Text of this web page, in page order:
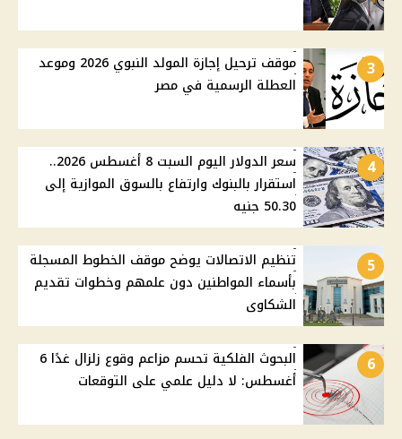
3
موقف ترحيل إجازة المولد النبوي 2026 وموعد
العطلة الرسمية في مصر
4
سعر الدولار اليوم السبت 8 أغسطس 2026..
استقرار بالبنوك وارتفاع بالسوق الموازية إلى
50.30 جنيه
5
تنظيم الاتصالات يوضح موقف الخطوط المسجلة
بأسماء المواطنين دون علمهم وخطوات تقديم
الشكاوى
6
البحوث الفلكية تحسم مزاعم وقوع زلزال غدًا 6
أغسطس: لا دليل علمي على التوقعات